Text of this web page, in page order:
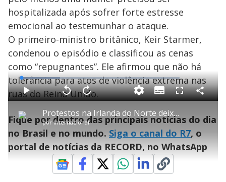
hospitalizada após sofrer forte estresse
emocional ao testemunhar o ataque.
O primeiro-ministro britânico, Keir Starmer,
condenou o episódio e classificou as cenas
como “repugnantes”. Ele afirmou que não há
tolerância para atos de violência extrema nas
ruas do Reino Unido.
P
l
Protestos na Irlanda do Norte deixam mais de 30 policiais feridos
por Internacional
P V
t
a
r
0
e
g
u
d
o
s
A
n
a
1
s
e
g
u
n
d
o
L
o
a
d
e
2
4
.
5
6
S
u
b
i
t
l
e
s
F
s
c
r
e
e
n
C
o
i
l
a
Fique por dentro das principais notícias do dia
no Brasil e no mundo. Siga o canal do R7, o
portal de notícias da RECORD, no WhatsApp